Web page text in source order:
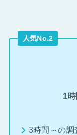
人気No.2
1時
3時間～の調